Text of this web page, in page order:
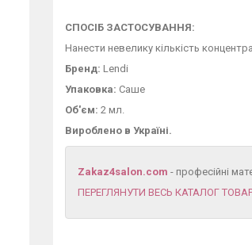
СПОСІБ ЗАСТОСУВАННЯ:
Нанести невелику кількість
Бренд: Lendi
Упаковка: Саше
Об'єм: 2 мл.
Вироблено в Україні.
Zakaz4salon.com - професійні
ПЕРЕГЛЯНУТИ ВЕСЬ КАТАЛОГ